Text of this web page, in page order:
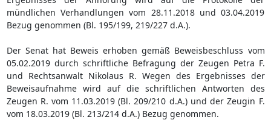
mündlichen Verhandlungen vom 28.11.2018 und 03.04.2019
Bezug genommen (Bl. 195/199, 219/227 d.A.).
Der Senat hat Beweis erhoben gemäß Beweisbeschluss vom
05.02.2019 durch schriftliche Befragung der Zeugen Petra F.
und Rechtsanwalt Nikolaus R. Wegen des Ergebnisses der
Beweisaufnahme wird auf die schriftlichen Antworten des
Zeugen R. vom 11.03.2019 (Bl. 209/210 d.A.) und der Zeugin F.
vom 18.03.2019 (Bl. 213/214 d.A.) Bezug genommen.